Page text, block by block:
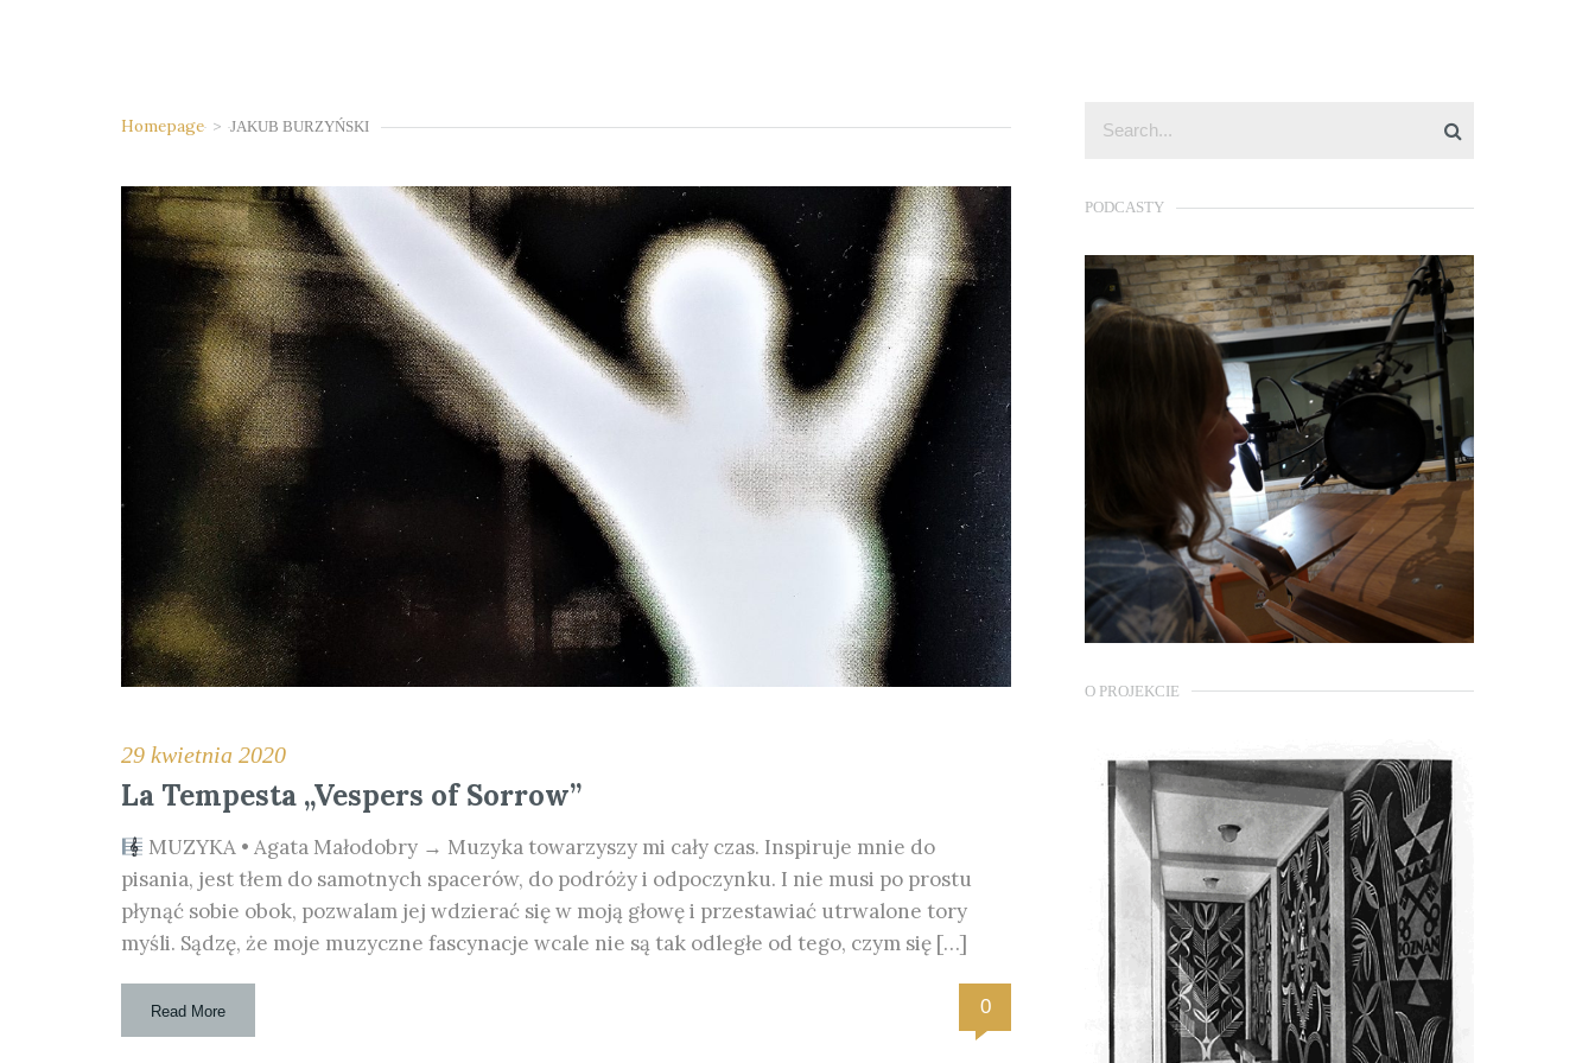
Homepage > JAKUB BURZYŃSKI
29 kwietnia 2020
La Tempesta „Vespers of Sorrow”
MUZYKA • Agata Małodobry → Muzyka towarzyszy mi cały czas. Inspiruje mnie do
pisania, jest tłem do samotnych spacerów, do podróży i odpoczynku. I nie musi po prostu
płynąć sobie obok, pozwalam jej wdzierać się w moją głowę i przestawiać utrwalone tory
myśli. Sądzę, że moje muzyczne fascynacje wcale nie są tak odległe od tego, czym się […]
Read More 0
PODCASTY
O PROJEKCIE